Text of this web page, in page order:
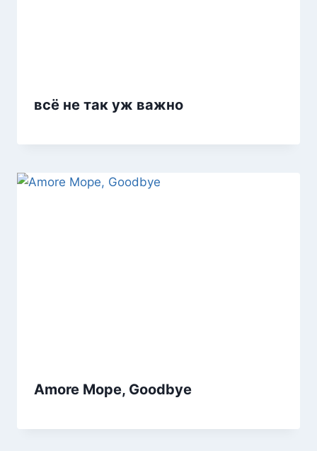
всё не так уж важно
Amore Море, Goodbye